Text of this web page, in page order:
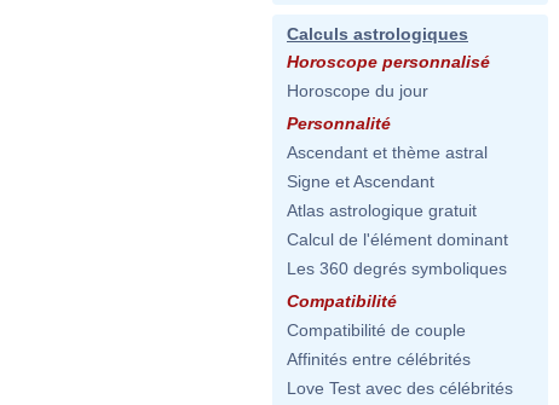
Calculs astrologiques
Horoscope personnalisé
Horoscope du jour
Personnalité
Ascendant et thème astral
Signe et Ascendant
Atlas astrologique gratuit
Calcul de l'élément dominant
Les 360 degrés symboliques
Compatibilité
Compatibilité de couple
Affinités entre célébrités
Love Test avec des célébrités